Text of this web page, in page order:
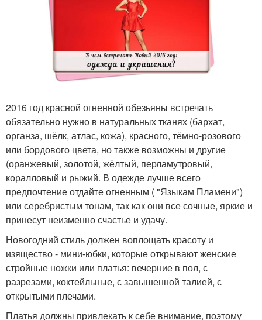
2016 год красной огненной обезьяны встречать
обязательно нужно в натуральных тканях (бархат,
органза, шёлк, атлас, кожа), красного, тёмно-розового
или бордового цвета, но также возможны и другие
(оранжевый, золотой, жёлтый, перламутровый,
коралловый и рыжий. В одежде лучше всего
предпочтение отдайте огненным ( "Языкам Пламени")
или серебристым тонам, так как они все сочные, яркие и
принесут неизменно счастье и удачу.
Новогодний стиль должен воплощать красоту и
изящество - мини-юбки, которые открывают женские
стройные ножки или платья: вечерние в пол, с
разрезами, коктейльные, с завышенной талией, с
открытыми плечами.
Платья должны привлекать к себе внимание, поэтому